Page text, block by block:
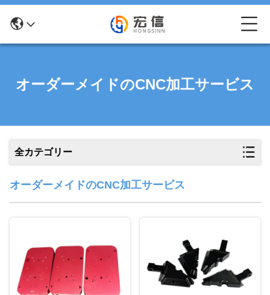
オーダーメイドのCNC加工サービス
全カテゴリー
オーダーメイドのCNC加工サービス